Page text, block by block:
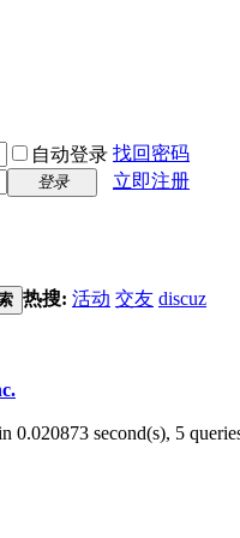
自动登录 找回密码
登录
立即注册
热搜: 活动 交友 discuz
0.020873 second(s), 5